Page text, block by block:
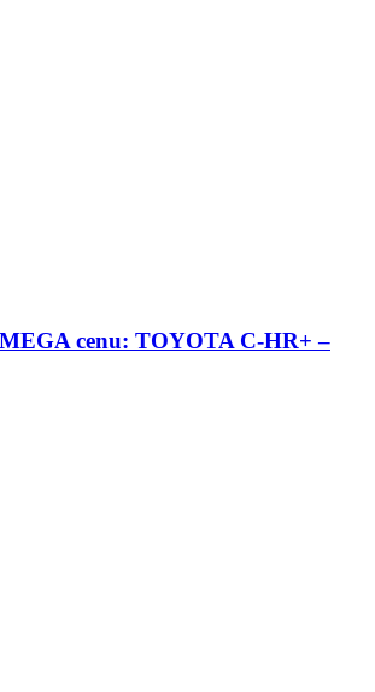
cenu: TOYOTA C-HR+ –